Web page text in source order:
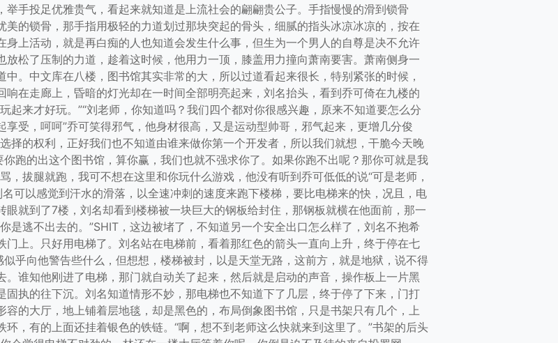
手投足优雅贵气，看起来就知道是上流社会的翩翩贵公子。手指慢慢的滑到锁骨
的锁骨，那手指用极轻的力道划过那块突起的骨头，细腻的指头冰凉冰凉的，按在
上活动，就是再白痴的人也知道会发生什么事，但生为一个男人的自尊是决不允许
松了压制的力道，趁着这时候，他用力一顶，膝盖用力撞向萧南要害。萧南侧身一
。中文库在八楼，图书馆其实非常的大，所以过道看起来很长，特别紧张的时候，
在走廊上，昏暗的灯光却在一时间全部明亮起来，刘名抬头，看到乔可倚在九楼的
起来才好玩。”“刘老师，你知道吗？我们四个都对你很感兴趣，原来不知道要怎么分
受，呵呵”乔可笑得邪气，他身材很高，又是运动型帅哥，邪气起来，更增几分俊
择的权利，正好我们也不知道由谁来做你第一个开发者，所以我们就想，干脆今天晚
跑的出这个图书馆，算你赢，我们也就不强求你了。如果你跑不出呢？那你可就是我
，拔腿就跑，我可不想在这里和你玩什么游戏，他没有听到乔可低低的说“可是老师，
可以感觉到汗水的滑落，以全速冲刺的速度来跑下楼梯，要比电梯来的快，况且，电
就到了7楼，刘名却看到楼梯被一块巨大的钢板给封住，那钢板就横在他面前，那一
是逃不出去的。”SHIT，这边被堵了，不知道另一个安全出口怎么样了，刘名不抱希
上。只好用电梯了。刘名站在电梯前，看着那红色的箭头一直向上升，终于停在七
乎向他警告些什么，但想想，楼梯被封，以是天堂无路，这前方，就是地狱，说不得
谁知他刚进了电梯，那门就自动关了起来，然后就是启动的声音，操作板上一片黑
执的往下沉。刘名知道情形不妙，那电梯也不知道下了几层，终于停了下来，门打
的大厅，地上铺着层地毯，却是黑色的，布局倒象图书馆，只是书架只有几个，上
，有的上面还挂着银色的铁链。“啊，想不到老师这么快就来到这里了。”书架的后头